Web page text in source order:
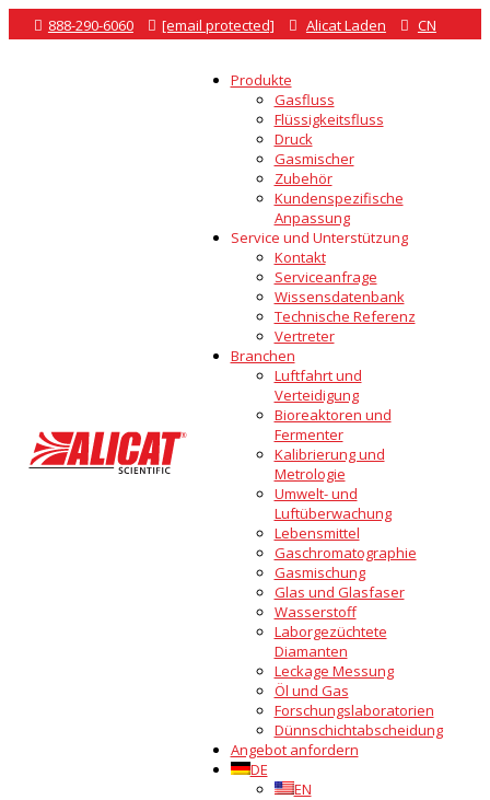
 888-290-6060  [email protected]  Alicat Laden  CN
Produkte
Gasfluss
Flüssigkeitsfluss
Druck
Gasmischer
Zubehör
Kundenspezifische
Anpassung
Service und Unterstützung
Kontakt
Serviceanfrage
Wissensdatenbank
Technische Referenz
Vertreter
Branchen
Luftfahrt und
Verteidigung
Bioreaktoren und
Fermenter
Kalibrierung und
Metrologie
Umwelt- und
Luftüberwachung
Lebensmittel
Gaschromatographie
Gasmischung
Glas und Glasfaser
Wasserstoff
Laborgezüchtete
Diamanten
Leckage Messung
Öl und Gas
Forschungslaboratorien
Dünnschichtabscheidung
Angebot anfordern
DE
EN